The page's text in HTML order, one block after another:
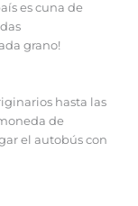
es cuna de
grano!
hasta las
de
el autobús con